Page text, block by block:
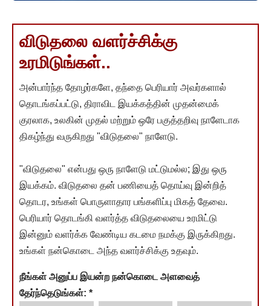
விடுதலை வளர்ச்சிக்கு
உரமிடுங்கள்..
அன்பார்ந்த தோழர்களே, தந்தை பெரியார் அவர்களால்
தொடங்கப்பட்டு, திராவிட இயக்கத்தின் முதன்மைக்
குரலாக, உலகின் முதல் மற்றும் ஒரே பகுத்தறிவு நாளேடாக
திகழ்ந்து வருகிறது "விடுதலை" நாளேடு.
"விடுதலை" என்பது ஒரு நாளேடு மட்டுமல்ல; இது ஒரு
இயக்கம். விடுதலை தன் பணியைத் தொய்வு இன்றித்
தொடர, உங்கள் பொருளாதார பங்களிப்பு மிகத் தேவை.
பெரியார் தொடங்கி வளர்த்த விடுதலையை உரமிட்டு
இன்னும் வளர்க்க வேண்டிய கடமை நமக்கு இருக்கிறது.
உங்கள் நன்கொடை அந்த வளர்ச்சிக்கு உதவும்.
நீங்கள் அனுப்ப இயன்ற நன்கொடை அளவைத்
தேர்ந்தெடுங்கள்: *